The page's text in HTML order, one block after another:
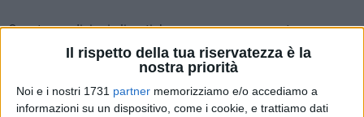
Il rispetto della tua riservatezza è la
nostra priorità
Noi e i nostri 1731 partner memorizziamo e/o accediamo a
informazioni su un dispositivo, come i cookie, e trattiamo dati
Queste condizioni climatiche possono rappresentare un
rischio per la salute delle persone e determinare un
aggravamento delle condizioni di salute di coloro che hanno
patologie croniche preesistenti.